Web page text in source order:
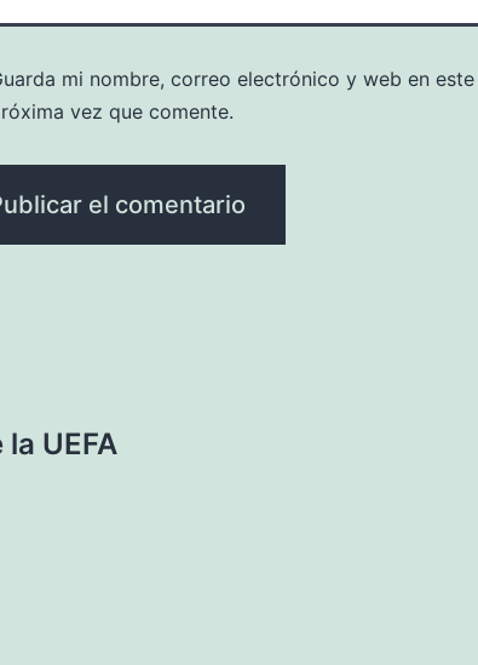
mi nombre, correo electrónico y web en
vez que comente.
UEFA